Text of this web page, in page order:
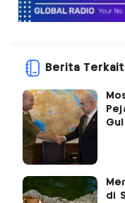
Berita Terkait
di